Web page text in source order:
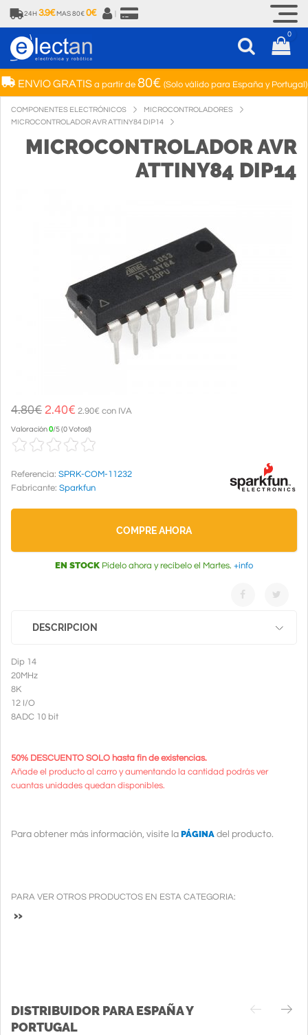
24H 3.9€ MAS 80€ 0€
0
ENVIO GRATISa partir de 80€ (Solo válido para España y Portugal)
COMPONENTES ELECTRÓNICOS
MICROCONTROLADORES
MICROCONTROLADOR AVR ATTINY84 DIP14
MICROCONTROLADOR AVR
ATTINY84 DIP14
4.80€ 2.40€ 2.90€ con IVA
Valoración0/5(0 Votos!)
Referencia: SPRK-COM-11232
Fabricante: Sparkfun
COMPRE AHORA
EN STOCK Pídelo ahora y recíbelo el Martes. +info
DESCRIPCION
Dip 14
20MHz
8K
12 I/O
8ADC 10 bit
50% DESCUENTO SOLO hasta fin de existencias.
Añade el producto al carro y aumentando la cantidad podrás ver
cuantas unidades quedan disponibles.
Para obtener más información, visite la PÁGINA del producto.
PARA VER OTROS PRODUCTOS EN ESTA CATEGORIA:
»
DISTRIBUIDOR PARA ESPAÑA Y
PORTUGAL